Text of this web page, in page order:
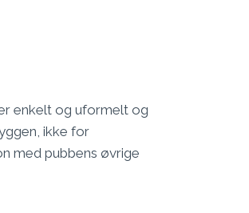
enkelt og uformelt og
ikke for
med pubbens øvrige